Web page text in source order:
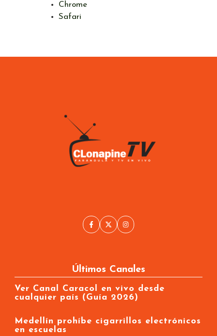
Chrome
Safari
Últimos Canales
Ver Canal Caracol en vivo desde
cualquier país (Guía 2026)
Medellín prohíbe cigarrillos electrónicos
en escuelas